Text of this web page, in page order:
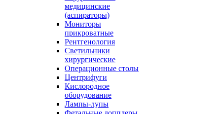
медицинские
(аспираторы)
Мониторы
прикроватные
Рентгенология
Светильники
хирургические
Операционные столы
Центрифуги
Кислородное
оборудование
Лампы-лупы